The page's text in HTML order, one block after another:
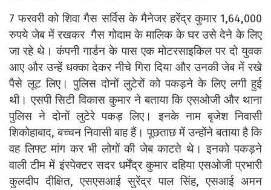
7 फरवरी को शिवा गैस सर्विस के मैनेजर हरेंद्र कुमार 1,64,000
रुपये जेब में रखकर गैस गोदाम के मालिक के घर उसे देने के लिए
जा रहे थे। कंपनी गार्डन के पास एक मोटरसाइकिल पर दो युवक
आए और उन्हें धक्का देकर नीचे गिरा दिया और उनकी जेब में रखे
पैसे लूट लिए। पुलिस दोनों लुटेरों को पकड़ने के लिए लगी हुई
थी। एसपी सिटी विकास कुमार ने बताया कि एसओजी और थाना
पुलिस ने दोनों लुटेरे पकड़ लिए। इनके नाम बृजेश निवासी
शिकोहाबाद, बच्चन निवासी बाह हैं। पूछताछ में उन्होंने बताया है कि
वह लिफ्ट मांग कर भी लोगों की जेब काटते थे। इनको पकड़ने
वाली टीम में इंस्पेक्टर सदर धर्मेंद्र कुमार दहिया एसओजी प्रभारी
कुलदीप दीक्षित,एसएसआई सुरेंद्र पाल सिंह, एसआई अमन